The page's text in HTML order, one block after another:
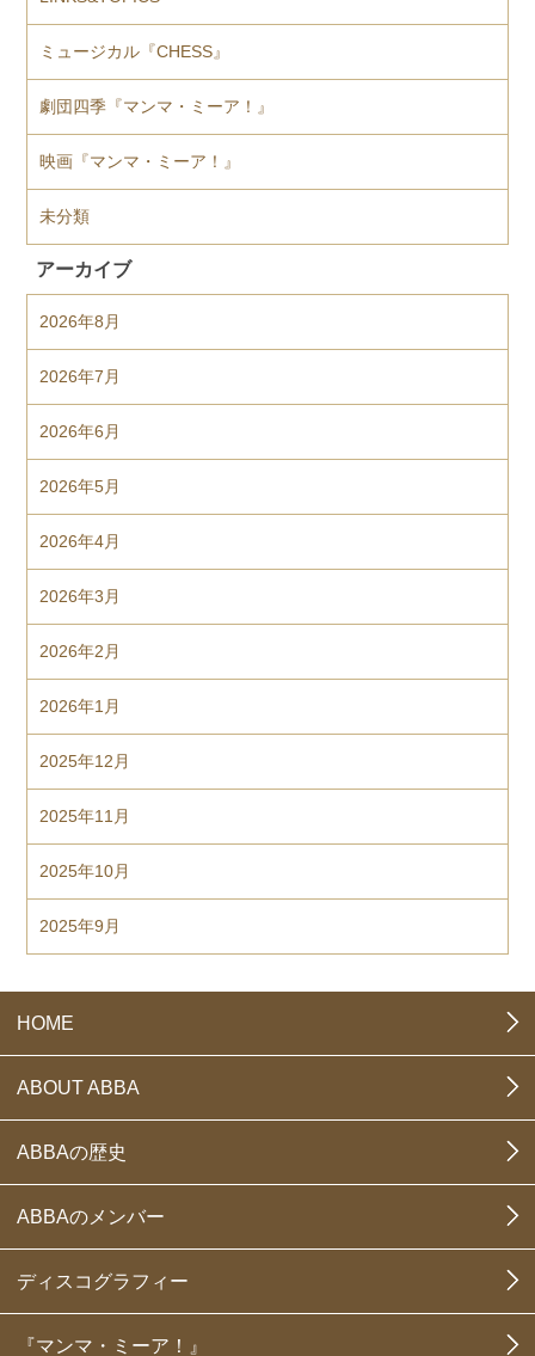
ミュージカル『CHESS』
劇団四季『マンマ・ミーア！』
映画『マンマ・ミーア！』
未分類
アーカイブ
2026年8月
2026年7月
2026年6月
2026年5月
2026年4月
2026年3月
2026年2月
2026年1月
2025年12月
2025年11月
2025年10月
2025年9月
HOME
ABOUT ABBA
ABBAの歴史
ABBAのメンバー
ディスコグラフィー
『マンマ・ミーア！』